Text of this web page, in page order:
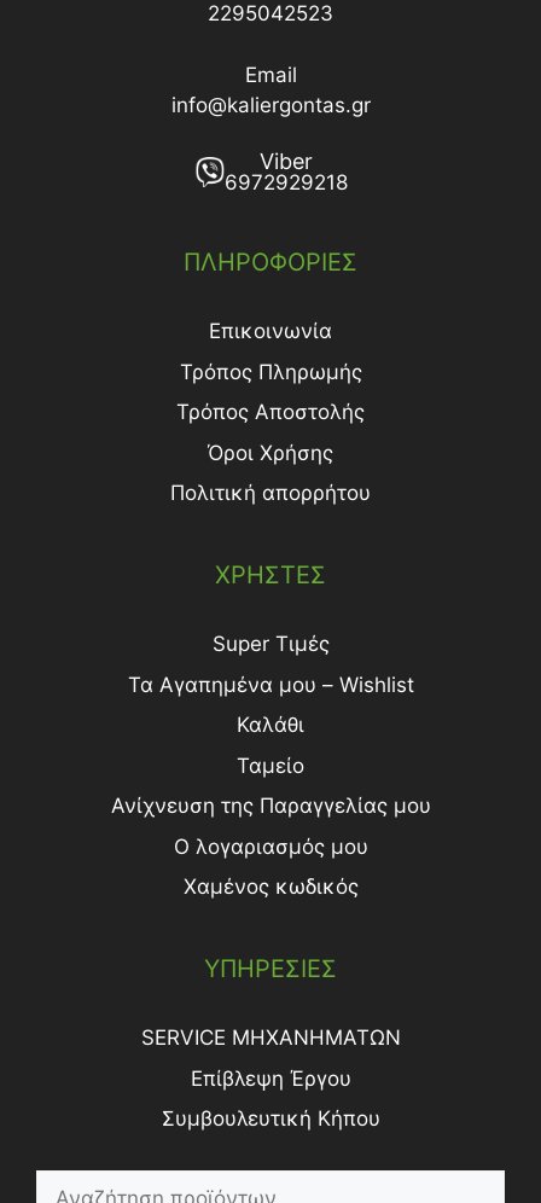
2295042523
Email
info@kaliergontas.gr
Viber
6972929218
ΠΛΗΡΟΦΟΡΙΕΣ
Επικοινωνία
Τρόπος Πληρωμής
Τρόπος Aποστολής
Όροι Χρήσης
Πολιτική απορρήτου
ΧΡΗΣΤΕΣ
Super Τιμές
Τα Αγαπημένα μου – Wishlist
Καλάθι
Ταμείο
Ανίχνευση της Παραγγελίας μου
Ο λογαριασμός μου
Χαμένος κωδικός
ΥΠΗΡΕΣΙΕΣ
SERVICE ΜΗΧΑΝΗΜΑΤΩΝ
Επίβλεψη Έργου
Συμβουλευτική Κήπου